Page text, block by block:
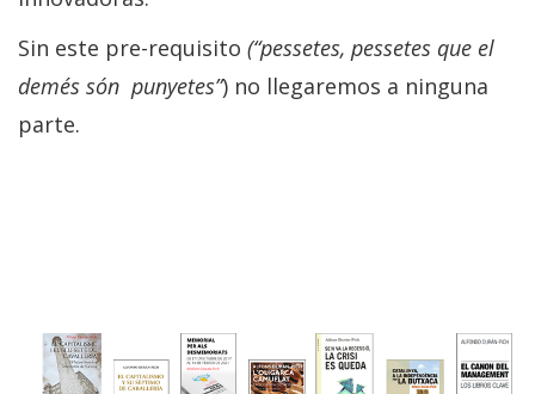
Sin este pre-requisito (“pessetes, pessetes que el
demés són punyetes”) no llegaremos a ninguna
parte.